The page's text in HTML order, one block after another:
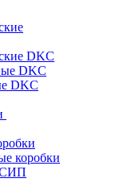
DKC
DKC
DKC
коробки
СИП